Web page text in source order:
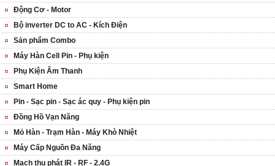
Động Cơ - Motor
Bộ inverter DC to AC - Kích Điện
Sản phẩm Combo
Máy Hàn Cell Pin - Phụ kiện
Phụ Kiện Âm Thanh
Smart Home
Pin - Sạc pin - Sạc ác quy - Phụ kiện pin
Đồng Hồ Vạn Năng
Mỏ Hàn - Trạm Hàn - Máy Khò Nhiệt
Máy Cấp Nguồn Đa Năng
Mạch thu phát IR - RF - 2.4G